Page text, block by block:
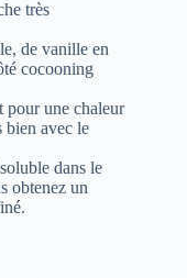
très
de vanille en
cocooning
pour une chaleur
bien avec le
dans le
obtenez un